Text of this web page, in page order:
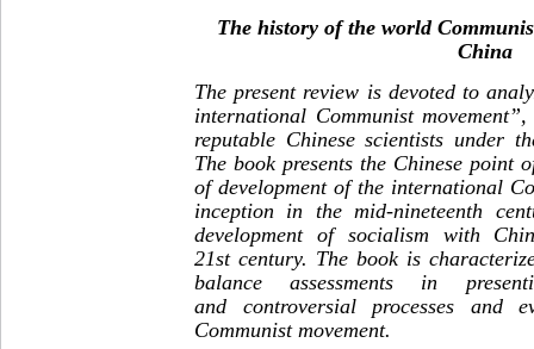
The history of the world
China
The present review is devoted to
international Communist
reputable Chinese scientists under
The book presents the Chinese point
of development of the international
inception in the mid-nineteenth
development of socialism with
21st century. The book is
balance assessments in
and controversial processes and
Communist movement.